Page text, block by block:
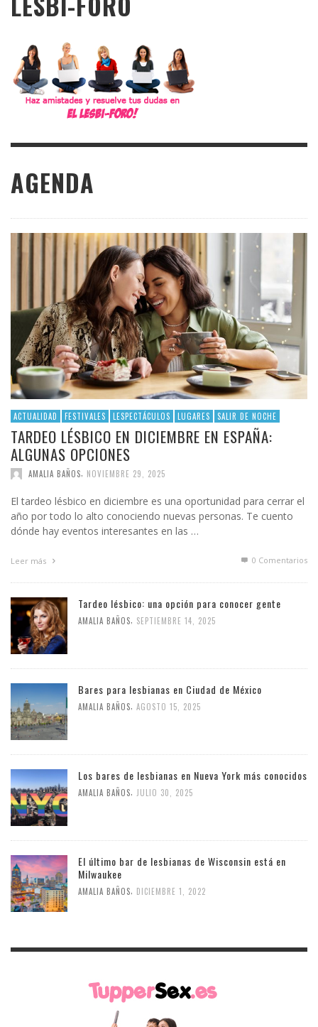
AGENDA
ACTUALIDAD FESTIVALES LESPECTÁCULOS LUGARES SALIR DE NOCHE
TARDEO LÉSBICO EN DICIEMBRE EN ESPAÑA:
ALGUNAS OPCIONES
AMALIA BAÑOS NOVIEMBRE 29, 2025
El tardeo lésbico en diciembre es una oportunidad para cerrar el
año por todo lo alto conociendo nuevas personas. Te cuento
dónde hay eventos interesantes en las …
Leer más 0 Comentarios
Tardeo lésbico: una opción para conocer gente
AMALIA BAÑOS SEPTIEMBRE 14, 2025
Bares para lesbianas en Ciudad de México
AMALIA BAÑOS AGOSTO 15, 2025
Los bares de lesbianas en Nueva York más conocidos
AMALIA BAÑOS JULIO 30, 2025
El último bar de lesbianas de Wisconsin está en
Milwaukee
AMALIA BAÑOS DICIEMBRE 1, 2022